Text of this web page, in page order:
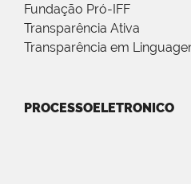
Fundação Pró-IFF
Transparência Ativa
Transparência em
PROCESSOELETRONICO